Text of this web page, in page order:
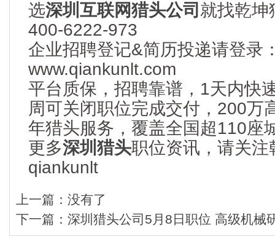
选深圳互联网猎头公司 就找乾坤
400-6222-973
企业招聘登记&简历投递请登录
www.qiankunlt.com
平台质保，招聘靠谱，1天内快
周可关闭职位完成交付，200万
年猎头服务，覆盖全国超110座
更多深圳猎头职位资讯，请关
qiankunlt
上一篇： 没有了
下一篇： 深圳猎头公司5月8日职位 高级机械